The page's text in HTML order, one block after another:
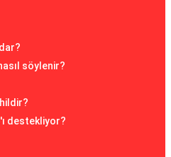
söylenir?
destekliyor?